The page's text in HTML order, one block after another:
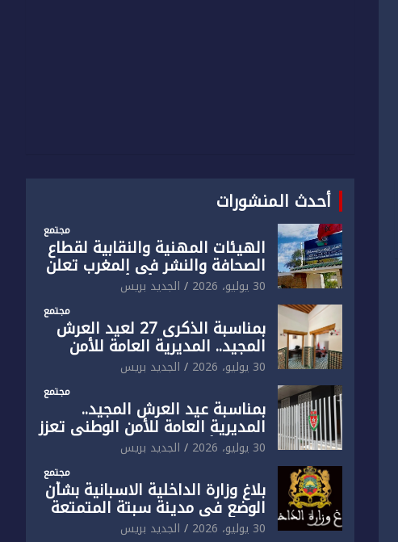
أحدث المنشورات
مجتمع
الهيئات المهنية والنقابية لقطاع
الصحافة والنشر في المغرب تعلن
رفضها القاطع لـ”أي أجندة انتخابية
مُعدة على مقاس سياسي
ومصلحي ضيق”
30 يوليو، 2026 الجديد بريس
مجتمع
بمناسبة الذكرى 27 لعيد العرش
المجيد.. المديرية العامة للأمن
الوطني تفتتح المقر الجديد لفرقة
الشرطة السياحية بفاس
30 يوليو، 2026 الجديد بريس
مجتمع
بمناسبة عيد العرش المجيد..
المديرية العامة للأمن الوطني تعزز
البنية الأمنية بالناظور بإحداث
فرقتين جديدتين
30 يوليو، 2026 الجديد بريس
مجتمع
بلاغ وزارة الداخلية الاسبانية بشأن
الوضع في مدينة سبتة المتمتعة
بالحكم الذاتي
30 يوليو، 2026 الجديد بريس